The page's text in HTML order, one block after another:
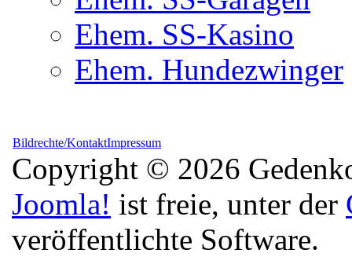
Ehem. SS-Kasino
Ehem. Hundezwinger
Bildrechte/KontaktImpressum
Copyright © 2026
Joomla! ist freie, unter der
veröffentlichte Software.